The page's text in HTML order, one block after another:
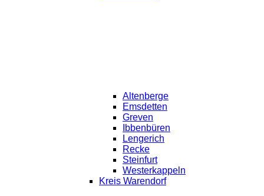
Altenberge
Emsdetten
Greven
Ibbenbüren
Lengerich
Recke
Steinfurt
Westerkappeln
Kreis Warendorf